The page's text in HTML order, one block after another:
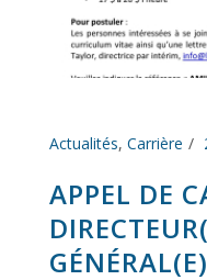
Actualités, Carrière
APPEL DE
GÉNÉRAL(E)